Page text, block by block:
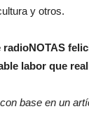
y otros.
labor que
base en un